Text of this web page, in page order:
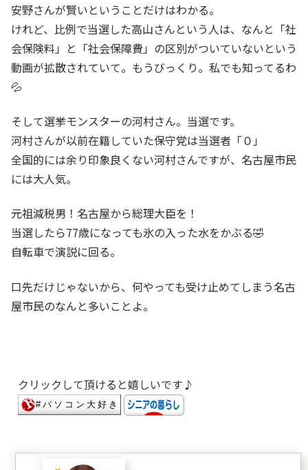
安野さんが賢いということだけはわかる。
けれど、比例で当選した高山さんという人は、なんと「社
会保険料」と「社会保障費」の区別がついていないという
動画が拡散されていて。もうびっくり。私でも知ってるわ
💦
そして選挙モンスターの河村さん。当選です。
河村さんが以前在籍していた保守党は当選者「０」
全国的には余り印象良くない河村さんですが、名古屋市民
には大人気。
元祖減税男！名古屋から総理大臣を！
当選したら77歳になっても氷の入った水をかぶる🤣
自転車で演説に回る。
口先だけじゃないから、何やっても受け止めてしまう名古
屋市民のなんと多いことよ。
クリックして頂けると嬉しいです♪